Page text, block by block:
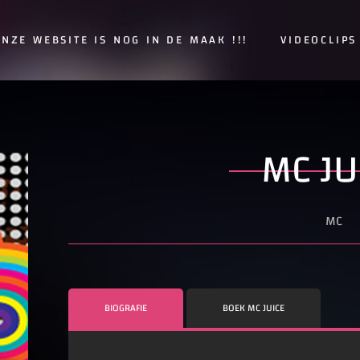
WEBSITE IS NOG IN DE MAAK !!! VIDEOCLIPS
MC
MC
BIOGRAFIE BOEK MC JUICE